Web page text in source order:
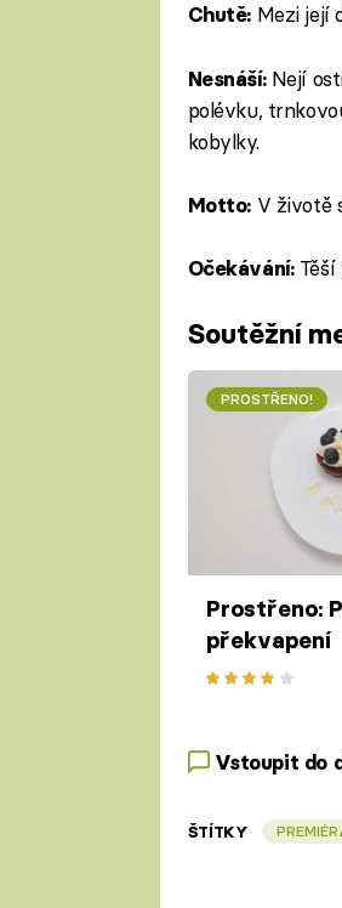
Chutě:Mezi její
Nesnáší:Nejí
polévku,
kobylky.
Motto:V životě
Očekávání:Těší
Soutěžní
PROSTŘENO!
Prostřeno:
překvapení
Vstoupit do
ŠTÍTKY